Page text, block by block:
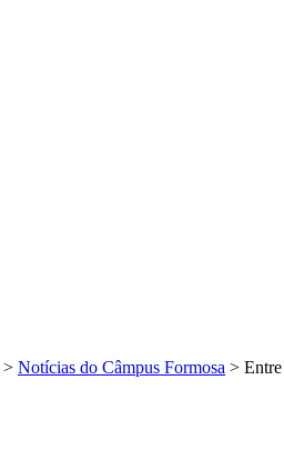
> Notícias do Câmpus Formosa >